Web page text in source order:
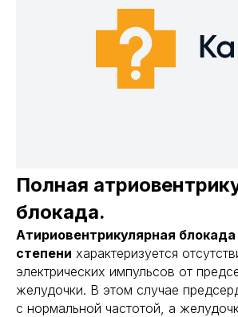
Полная
блокада.
Атириовентрикулярная
степени характеризуется
электрических импульсов от
желудочки. В этом случае
с нормальной частотой, а